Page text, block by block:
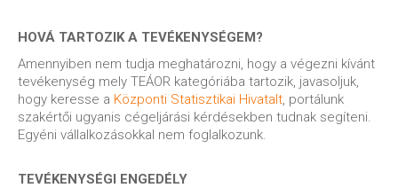
HOVÁ TARTOZIK A TEVÉKENYSÉGEM?
Amennyiben nem tudja meghatározni, hogy a végezni kívánt
tevékenység mely TEÁOR kategóriába tartozik, javasoljuk,
hogy keresse a Központi Statisztikai Hivatalt , portálunk
szakértői ugyanis cégeljárási kérdésekben tudnak segíteni.
Egyéni vállalkozásokkal nem foglalkozunk.
TEVÉKENYSÉGI ENGEDÉLY